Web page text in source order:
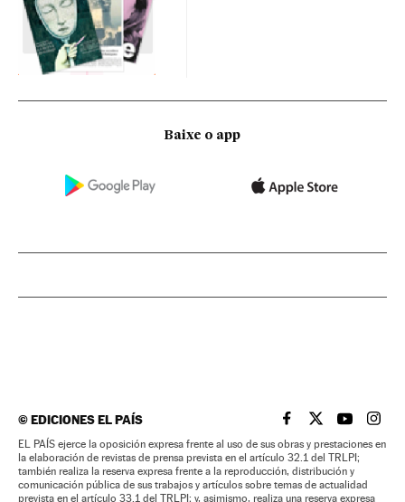
Baixe o app
©EDICIONES EL PAÍS EL PAÍS BRASIL EN
EL PAÍSEL PAÍS
EL
EL PAÍS ejerce la oposición expresa frente al uso de sus obras y prestaciones en
la elaboración de revistas de prensa prevista en el artículo 32.1 del TRLPI;
también realiza la reserva expresa frente a la reproducción, distribución y
comunicación pública de sus trabajos y artículos sobre temas de actualidad
prevista en el artículo 33.1 del TRLPI; y, asimismo, realiza una reserva expresa